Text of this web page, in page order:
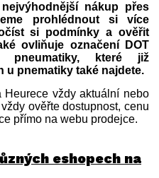
nákup přes
prohlédnout si více
si podmínky a ověřit
ovliňuje označení DOT
které již
pnematiky také najdete.
Heurece vždy aktuální nebo
ověřte dostupnost, cenu
přímo na webu prodejce.
eshopech na